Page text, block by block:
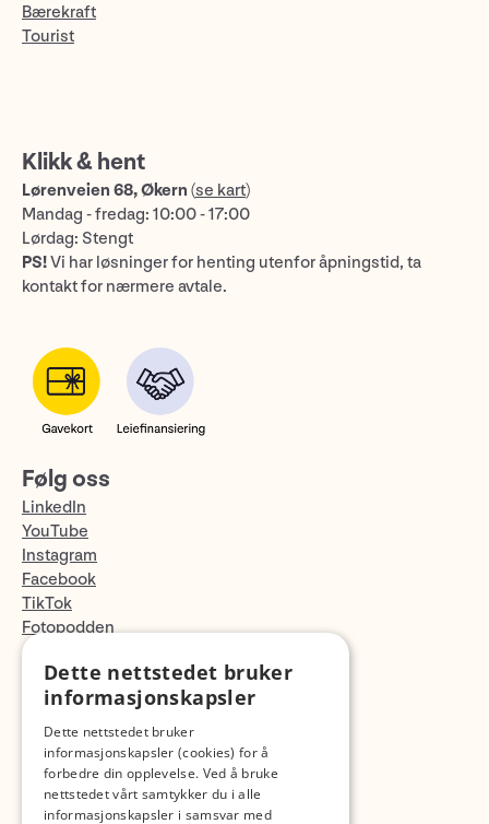
Bærekraft
Tourist
Klikk & hent
Lørenveien 68, Økern (se kart)
Mandag - fredag: 10:00 - 17:00
Lørdag: Stengt
PS!Vi har løsninger for henting utenfor åpningstid, ta
kontakt for nærmere avtale.
Følg oss
LinkedIn
YouTube
Instagram
Facebook
TikTok
Fotopodden
Med forbehold om skrive- og lagerfeil
Dette nettstedet bruker
informasjonskapsler
Dette nettstedet bruker
informasjonskapsler (cookies) for å
forbedre din opplevelse. Ved å bruke
nettstedet vårt samtykker du i alle
informasjonskapsler i samsvar med